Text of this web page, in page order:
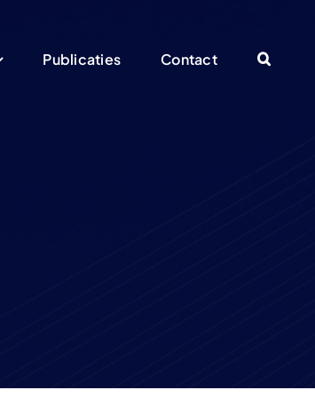
Publicaties Contact